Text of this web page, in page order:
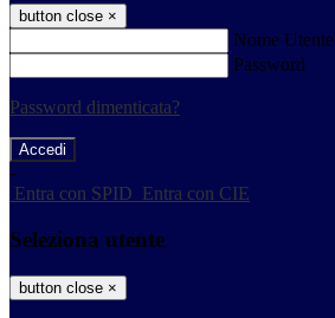
button close ×
Nome Utente
Password
Password dimenticata?
-
Entra con SPID Entra con CIE
Seleziona utente
button close ×